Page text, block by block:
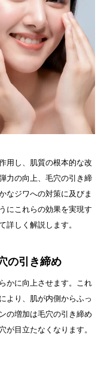
用し、肌質の根本的な改
力の向上、毛穴の引き締
なジワへの対策に及びま
にこれらの効果を実現す
詳しく解説します。
の引き締め
かに向上させます。これ
より、肌が内側からふっ
の増加は毛穴の引き締め
が目立たなくなります。